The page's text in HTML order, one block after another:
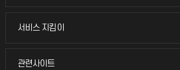
교무회의방송
서비스 지킴이
서비스 지킴이
묻고 답하기
관련사이트
관련사이트